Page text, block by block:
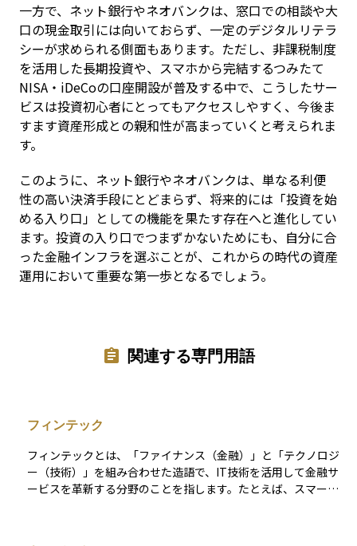
一方で、ネット銀行やネオバンクは、窓口での相談や大
口の現金取引には向いておらず、一定のデジタルリテラ
シーが求められる側面もあります。ただし、非課税制度
を活用した長期投資や、スマホから完結するつみたて
NISA・iDeCoの口座開設が普及する中で、こうしたサー
ビスは投資初心者にとってもアクセスしやすく、今後ま
すます資産形成との親和性が高まっていくと考えられま
す。
このように、ネット銀行やネオバンクは、単なる利便
性の高い決済手段にとどまらず、将来的には「投資を始
める入り口」としての機能を果たす存在へと進化してい
ます。投資の入り口でつまずかないためにも、自分に合
った金融インフラを選ぶことが、これからの時代の資産
運用において重要な第一歩となるでしょう。
関連する専門用語
フィンテック
フィンテックとは、「ファイナンス（金融）」と「テクノロジ
ー（技術）」を組み合わせた造語で、IT技術を活用して金融サ
ービスを革新する分野のことを指します。たとえば、スマート